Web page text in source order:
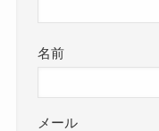
名前
メール